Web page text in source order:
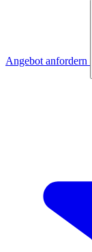
Angebot anfordern